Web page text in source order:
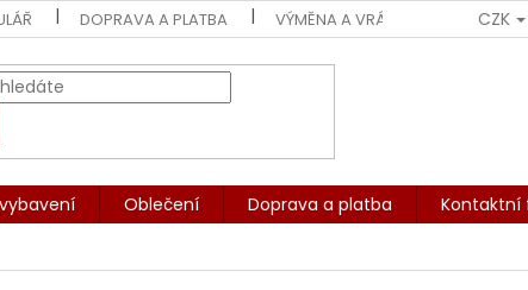
DOPRAVA A PLATBA VÝMĚNA A VRÁCENÍ ZBOŽÍ CZK
Oblečení Doprava a platba Kontaktní